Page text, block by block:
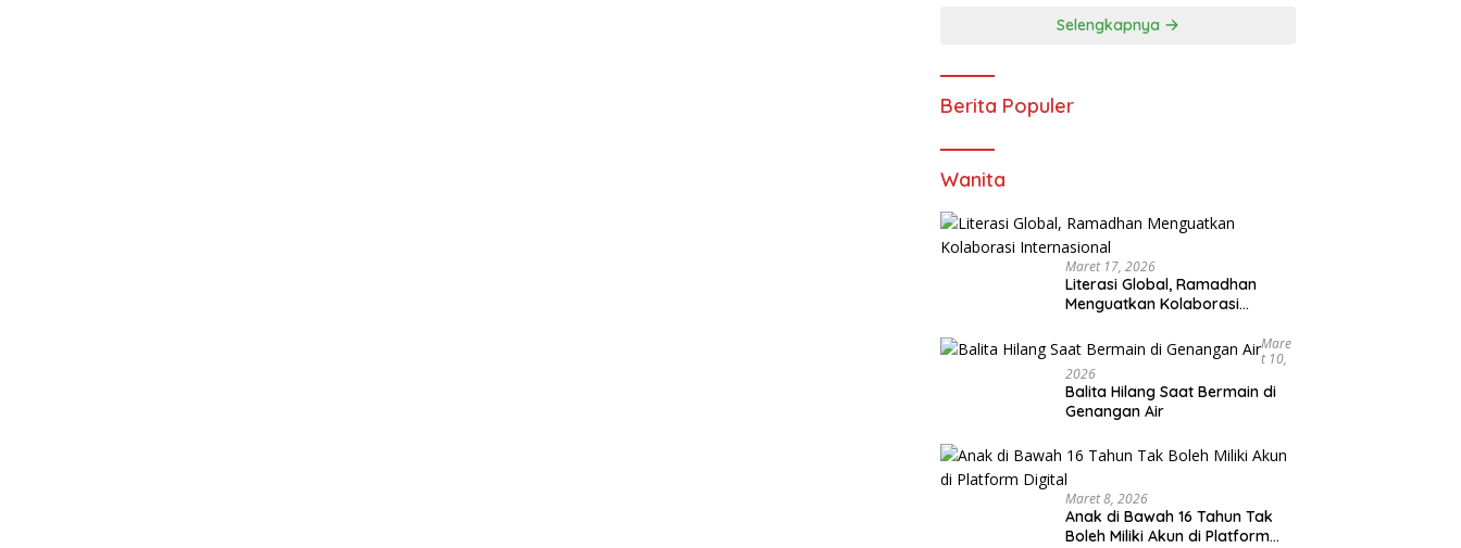
Selengkapnya
Berita Populer
Wanita
Maret 17, 2026
Literasi Global, Ramadhan
Menguatkan Kolaborasi
Mare
T 10,
2026
Balita Hilang Saat Bermain di
Genangan Air
Maret 8, 2026
Anak di Bawah 16 Tahun Tak
Boleh Miliki Akun di Platform